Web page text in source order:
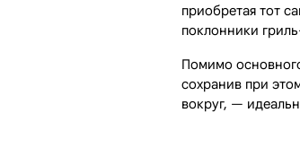
приобретая тот
поклонники
Помимо
сохранив при
вокруг, —